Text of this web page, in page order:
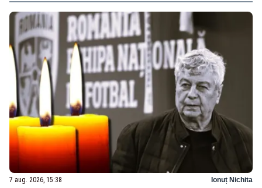
7 aug. 2026, 15:38 Ionuț Nichita